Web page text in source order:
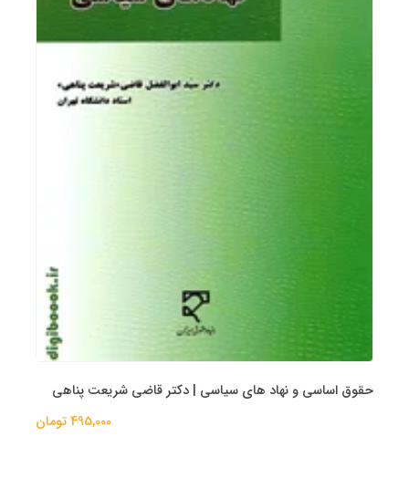
حقوق اساسی و نهاد های سیاسی | دکتر قاضی شریعت پناهی
495,000 تومان